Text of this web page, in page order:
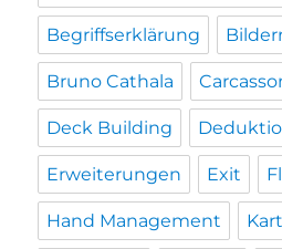
Begriffserklärung
Bruno Cathala
Deck Building
Erweiterungen Exit
Hand Management